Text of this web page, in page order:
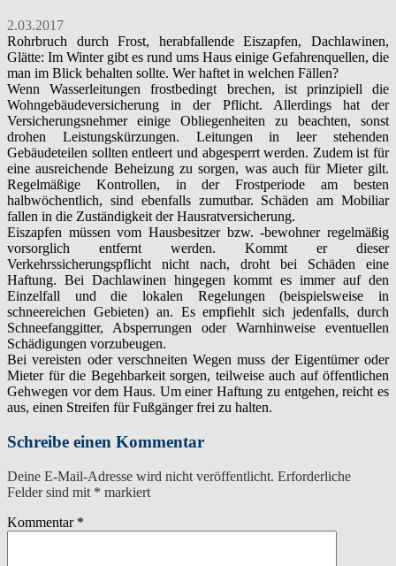
2.03.2017
Rohrbruch durch Frost, herabfallende Eiszapfen, Dachlawinen,
Glätte: Im Winter gibt es rund ums Haus einige Gefahrenquellen, die
man im Blick behalten sollte. Wer haftet in welchen Fällen?
Wenn Wasserleitungen frostbedingt brechen, ist prinzipiell die
Wohngebäudeversicherung in der Pflicht. Allerdings hat der
Versicherungsnehmer einige Obliegenheiten zu beachten, sonst
drohen Leistungskürzungen. Leitungen in leer stehenden
Gebäudeteilen sollten entleert und abgesperrt werden. Zudem ist für
eine ausreichende Beheizung zu sorgen, was auch für Mieter gilt.
Regelmäßige Kontrollen, in der Frostperiode am besten
halbwöchentlich, sind ebenfalls zumutbar. Schäden am Mobiliar
fallen in die Zuständigkeit der Hausratversicherung.
Eiszapfen müssen vom Hausbesitzer bzw. -bewohner regelmäßig
vorsorglich entfernt werden. Kommt er dieser
Verkehrssicherungspflicht nicht nach, droht bei Schäden eine
Haftung. Bei Dachlawinen hingegen kommt es immer auf den
Einzelfall und die lokalen Regelungen (beispielsweise in
schneereichen Gebieten) an. Es empfiehlt sich jedenfalls, durch
Schneefanggitter, Absperrungen oder Warnhinweise eventuellen
Schädigungen vorzubeugen.
Bei vereisten oder verschneiten Wegen muss der Eigentümer oder
Mieter für die Begehbarkeit sorgen, teilweise auch auf öffentlichen
Gehwegen vor dem Haus. Um einer Haftung zu entgehen, reicht es
aus, einen Streifen für Fußgänger frei zu halten.
Schreibe einen Kommentar
Deine E-Mail-Adresse wird nicht veröffentlicht. Erforderliche
Felder sind mit * markiert
Kommentar *